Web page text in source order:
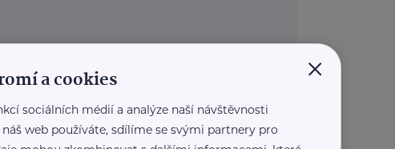
×
a cookies
sociálních médií a analýze naší návštěvnosti
web používáte, sdílíme se svými partnery pro